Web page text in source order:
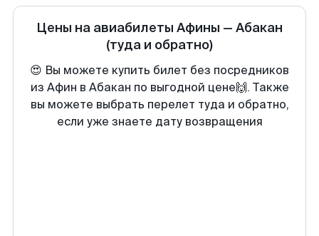
Цены на авиабилеты Афины — Абакан
(туда и обратно)
😍 Вы можете купить билет без посредников
из Афин в Абакан по выгодной цене🙌. Также
вы можете выбрать перелет туда и обратно,
если уже знаете дату возвращения